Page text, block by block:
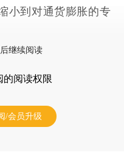
小到对通货膨胀的专
继续阅读
的阅读权限
/会员升级